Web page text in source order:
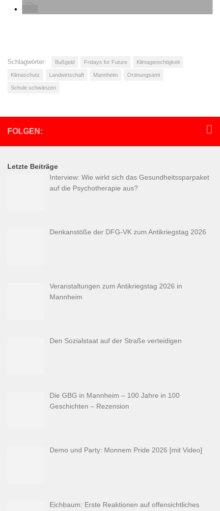
Schlagwörter: Bußgeld Fridays for Future Klimagerechtigkeit
Klimaschutz Landwirtschaft Mannheim Ordnungsamt
Schule schwänzen
FOLGEN:
Letzte Beiträge
Interview: Wie wirkt sich das Gesundheitssparpaket
auf die Psychotherapie aus?
Denkanstöße der DFG-VK zum Antikriegstag 2026
Veranstaltungen zum Antikriegstag 2026 in
Mannheim
Den Sozialstaat auf der Straße verteidigen
Die GBG in Mannheim – 100 Jahre in 100
Geschichten – Rezension
Demo und Party: Monnem Pride 2026 [mit Video]
Eichbaum: Erste Reaktionen auf offensichtliches